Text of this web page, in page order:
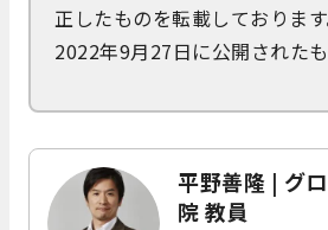
正したものを転載しております
2022年9月27日に公開されたも
平野善隆 | グ
院 教員